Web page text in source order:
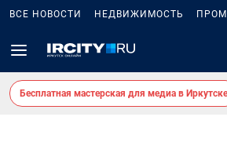
ВСЕ НОВОСТИ НЕДВИЖИМОСТЬ
Бесплатная мастерская для медиа в Иркутске